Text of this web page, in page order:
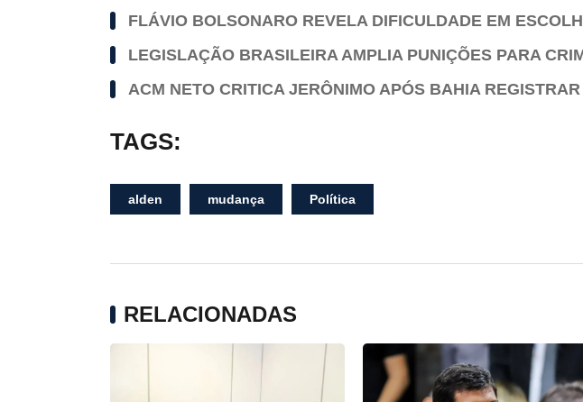
FLÁVIO BOLSONARO REVELA DIFICULDADE EM
LEGISLAÇÃO BRASILEIRA AMPLIA PUNIÇÕES PARA
ACM NETO CRITICA JERÔNIMO APÓS BAHIA
TAGS:
alden mudança Política
RELACIONADAS